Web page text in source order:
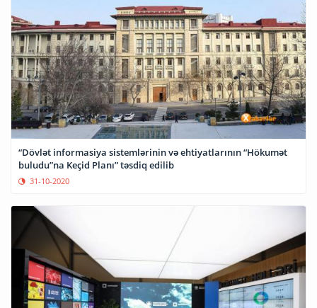
“Dövlət informasiya sistemlərinin və ehtiyatlarının “Hökumət
buludu”na Keçid Planı” təsdiq edilib
31-10-2020